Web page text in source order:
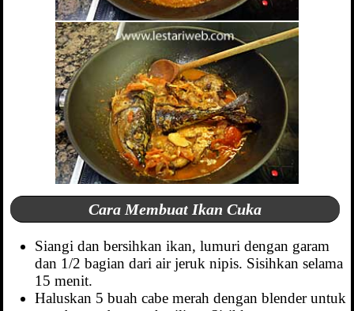
Cara Membuat Ikan Cuka
Siangi dan bersihkan ikan, lumuri dengan garam
dan 1/2 bagian dari air jeruk nipis. Sisihkan selama
15 menit.
Haluskan 5 buah cabe merah dengan blender untuk